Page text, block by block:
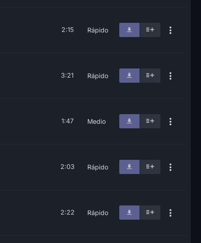
2:15 Rápido
3:21 Rápido
1:47 Medio
2:03 Rápido
2:22 Rápido